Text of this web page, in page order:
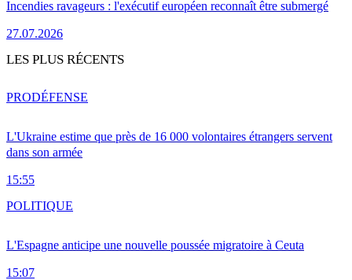
Incendies ravageurs : l'exécutif européen reconnaît être submergé
27.07.2026
LES PLUS RÉCENTS
L'Ukraine estime que près de 16 000 volontaires étrangers servent
dans son armée
15:55
PRODÉFENSE
L'Espagne anticipe une nouvelle poussée migratoire à Ceuta
15:07
POLITIQUE